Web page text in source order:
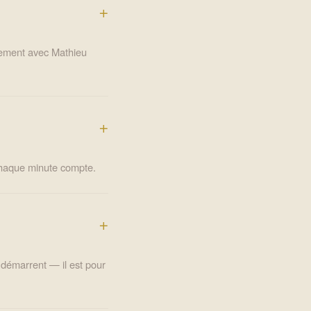
avec Mathieu
minute compte.
démarrent — il est pour